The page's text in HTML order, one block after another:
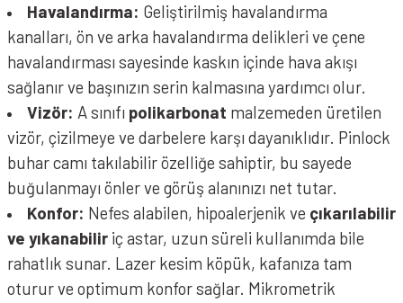
Havalandırma: Geliştirilmiş havalandırma
kanalları, ön ve arka havalandırma delikleri ve çene
havalandırması sayesinde kaskın içinde hava akışı
sağlanır ve başınızın serin kalmasına yardımcı olur.
Vizör: A sınıfı polikarbonat malzemeden üretilen
vizör, çizilmeye ve darbelere karşı dayanıklıdır. Pinlock
buhar camı takılabilir özelliğe sahiptir, bu sayede
buğulanmayı önler ve görüş alanınızı net tutar.
Konfor: Nefes alabilen, hipoalerjenik ve çıkarılabilir
ve yıkanabilir iç astar, uzun süreli kullanımda bile
rahatlık sunar. Lazer kesim köpük, kafanıza tam
oturur ve optimum konfor sağlar. Mikrometrik